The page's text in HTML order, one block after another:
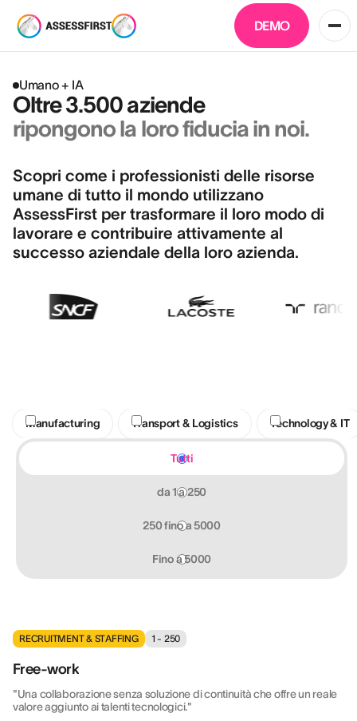
DEMO
Umano + IA
Oltre 3.500 aziende
ripongono la loro fiducia in noi.
Scopri come i professionisti delle risorse
umane di tutto il mondo utilizzano
AssessFirst per trasformare il loro modo di
lavorare e contribuire attivamente al
successo aziendale della loro azienda.
Tutti
da 1 a 250
250 fino a 5000
Fino a 5000
Manufacturing Transport & Logistics Technology & IT
RECRUITMENT & STAFFING 1 - 250
Free-work
"Una collaborazione senza soluzione di continuità che offre un reale
valore aggiunto ai talenti tecnologici."